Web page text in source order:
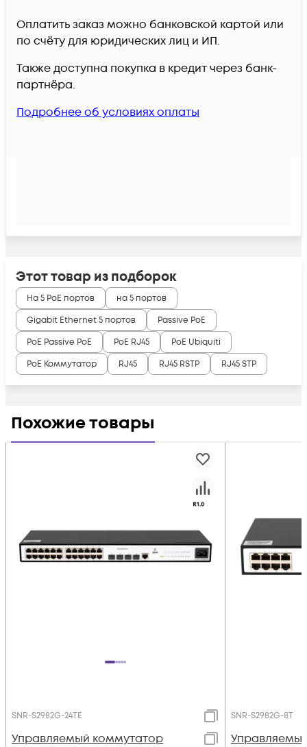
Оплатить заказ можно банковской картой или
по счёту для юридических лиц и ИП.
Также доступна покупка в кредит через банк-
партнёра.
Подробнее об условиях оплаты
Этот товар из подборок
На 5 PoE портов
на 5 портов
Gigabit Ethernet 5 портов
Passive PoE
PoE Passive PoE
PoE RJ45
PoE Ubiquiti
PoE Коммутатор
RJ45 RJ45 RSTP RJ45 STP
Похожие товары
SNR-S2982G-24TE
Управляемый коммутатор
SNR-S2982G-8T